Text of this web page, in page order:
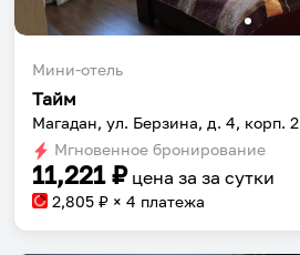
Мини-отель
Тайм
Магадан, ул. Берзина, д. 4, корп. 2
Мгновенное бронирование
11,221₽ цена за за сутки
2,805 ₽ × 4 платежа